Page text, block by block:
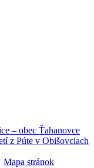
– obec Ťahanovce
z Púte v Obišovciach
Mapa stránok